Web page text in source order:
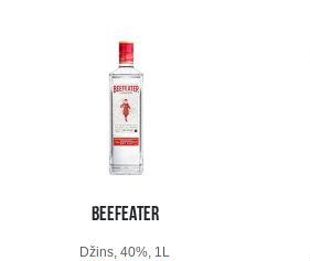
BEEFEATER
Džins, 40%, 1L